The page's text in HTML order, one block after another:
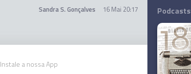
Sandra S. Gonçalves 16 Mai 20:17
Instale a nossa App
Podcasts